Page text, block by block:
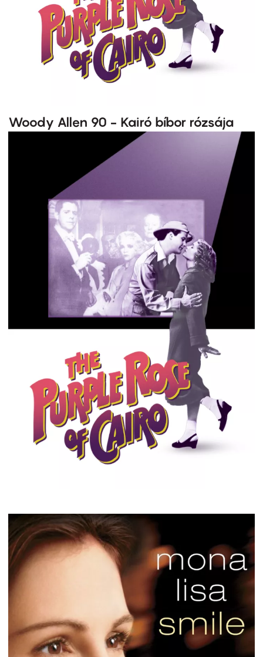
Woody Allen 90 - Kairó bíbor rózsája